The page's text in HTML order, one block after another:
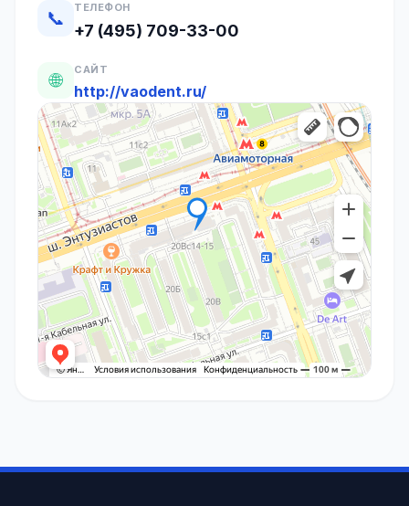
📞 ТЕЛЕФОН
+7 (495) 709-33-00
🌐 САЙТ
http://vaodent.ru/